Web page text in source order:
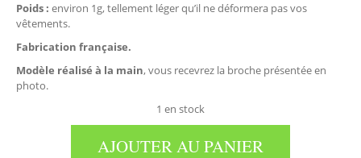
Poids : environ 1g, tellement léger qu’il ne déformera pas vos
vêtements.
Fabrication française.
Modèle réalisé à la main, vous recevrez la broche présentée en
photo.
1 en stock
AJOUTER AU PANIER